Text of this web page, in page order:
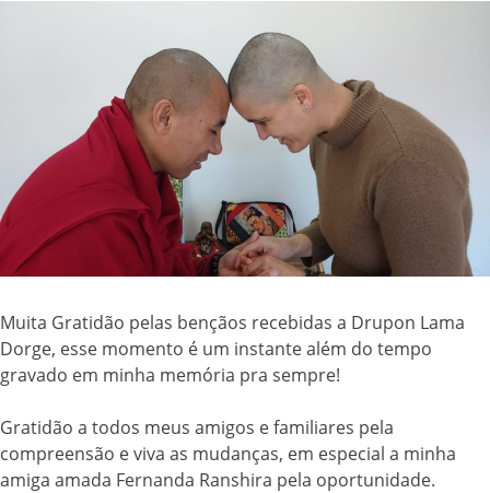
Muita Gratidão pelas bençãos recebidas a Drupon Lama
Dorge, esse momento é um instante além do tempo
gravado em minha memória pra sempre!
Gratidão a todos meus amigos e familiares pela
compreensão e viva as mudanças, em especial a minha
amiga amada Fernanda Ranshira pela oportunidade.